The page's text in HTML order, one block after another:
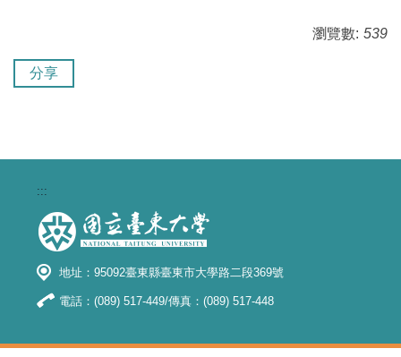
瀏覽數: 539
分享
:::
地址：95092臺東縣臺東市大學路二段369號
電話：(089) 517-449/傳真：(089) 517-448